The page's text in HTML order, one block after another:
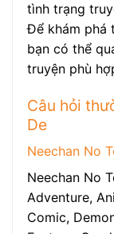
tình trạng
Để khám phá
bạn có thể
truyện phù
Câu hỏi
De
Neechan No
Neechan No
Adventure,
Comic,